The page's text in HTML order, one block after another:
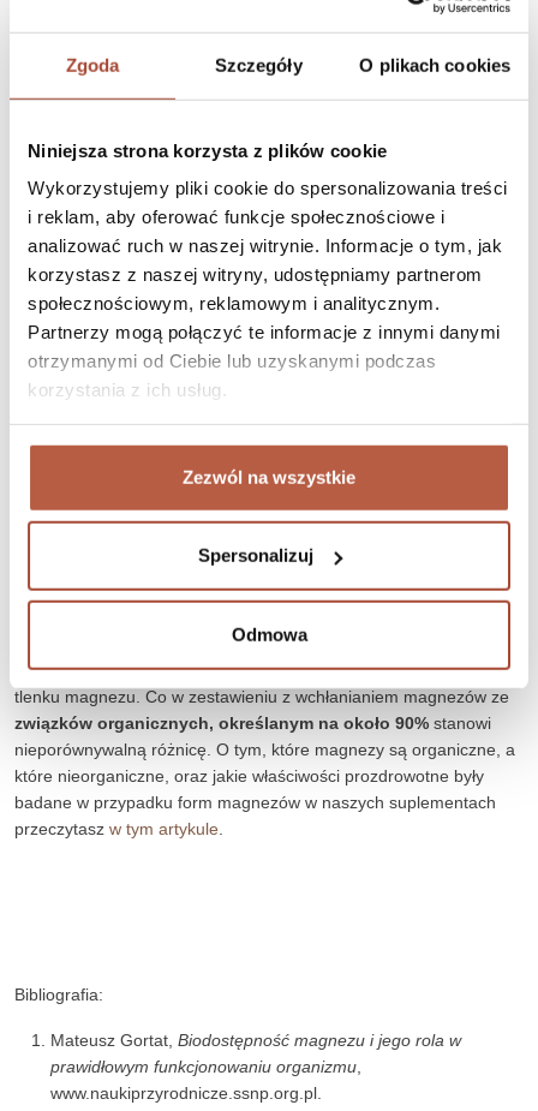
Zgoda Szczegóły O plikach cookies
Niniejsza strona korzysta z plików cookie
Wykorzystujemy pliki cookie do spersonalizowania treści
i reklam, aby oferować funkcje społecznościowe i
analizować ruch w naszej witrynie. Informacje o tym, jak
korzystasz z naszej witryny, udostępniamy partnerom
społecznościowym, reklamowym i analitycznym.
Partnerzy mogą połączyć te informacje z innymi danymi
otrzymanymi od Ciebie lub uzyskanymi podczas
korzystania z ich usług.
Zezwól na wszystkie
Spersonalizuj
Odmowa
Dzienne normy spożycia uzależnione są od wieku i płci. Dla
w wieku 1–3 lat: 80 mg,
wieku 3–9 lat: 130 mg,
chłopcy w wieku 10–18 lat: 240–410 mg,
dziewczęta w wieku 10–18 lat: 240–360 mg.
Formy magnezu i ich właściwości
wchłanialnością, ale również dodatkowym działaniem. Możemy
przede wszystkim wyróżnićorganiczne i nieorganiczne formy
nieorganicznymi formami są szeroko opisane w wielu badaniach.
Praca poglądowa autorstwa prof. Iskry, prof. Tykarskiego i dr.
związków nieorganicznych w średnim
przedziale na 10-16%a tylko na 4% w przypadku popularnego
tlenku magnezu. Co w zestawieniu z wchłanianiem magnezów ze
związków organicznych, określanym na około 90% stanowi
nieporównywalną różnicę. O tym, które magnezy są organiczne, a
które nieorganiczne, oraz jakie właściwości prozdrowotne były
badane w przypadku form magnezów w naszych suplementach
przeczytasz w tym artykule
Bibliografia:
Mateusz Gortat, Biodostępność magnezu i jego rola w
prawidłowym funkcjonowaniu organizmu
www.naukiprzyrodnicze.ssnp.org.pl.